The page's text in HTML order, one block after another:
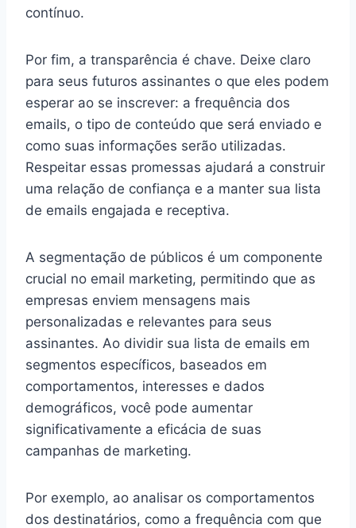
contínuo.
Por fim, a transparência é chave. Deixe claro
para seus futuros assinantes o que eles podem
esperar ao se inscrever: a frequência dos
emails, o tipo de conteúdo que será enviado e
como suas informações serão utilizadas.
Respeitar essas promessas ajudará a construir
uma relação de confiança e a manter sua lista
de emails engajada e receptiva.
A segmentação de públicos é um componente
crucial no email marketing, permitindo que as
empresas enviem mensagens mais
personalizadas e relevantes para seus
assinantes. Ao dividir sua lista de emails em
segmentos específicos, baseados em
comportamentos, interesses e dados
demográficos, você pode aumentar
significativamente a eficácia de suas
campanhas de marketing.
Por exemplo, ao analisar os comportamentos
dos destinatários, como a frequência com que